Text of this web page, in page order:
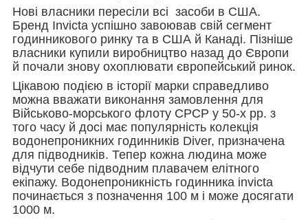
Нові власники пересіли всі засоби в США.
Бренд Invicta успішно завоював свій сегмент
годинникового ринку та в США й Канаді. Пізніше
власники купили виробництво назад до Європи
й почали знову охоплювати європейський ринок.
Цікавою подією в історії марки справедливо
можна вважати виконання замовлення для
Військово-морського флоту СРСР у 50-х рр. з
того часу й досі має популярність колекція
водонепроникних годинників Diver, призначена
для підводників. Тепер кожна людина може
відчути себе підводним плавачем елітного
екіпажу. Водонепроникність годинника invicta
починається з позначення 100 м і може досягати
1000 м.